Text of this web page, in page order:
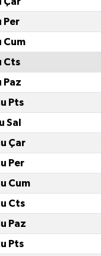
Per
Cum
Cts
Paz
Pts
Sal
Çar
Per
Cum
Cts
Paz
Pts